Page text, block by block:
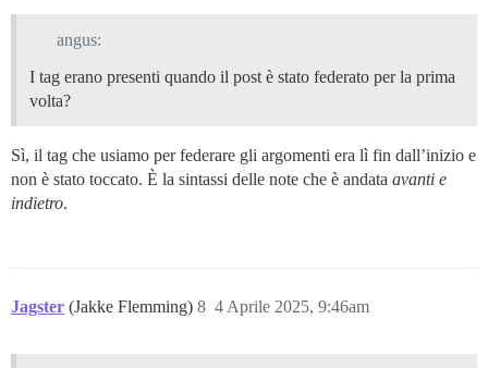
angus:
I tag erano presenti quando il post è stato federato per la prima
volta?
Sì, il tag che usiamo per federare gli argomenti era lì fin dall’inizio e
non è stato toccato. È la sintassi delle note che è andata avanti e
indietro.
Jagster (Jakke Flemming) 4 Aprile 2025, 9:46am
8